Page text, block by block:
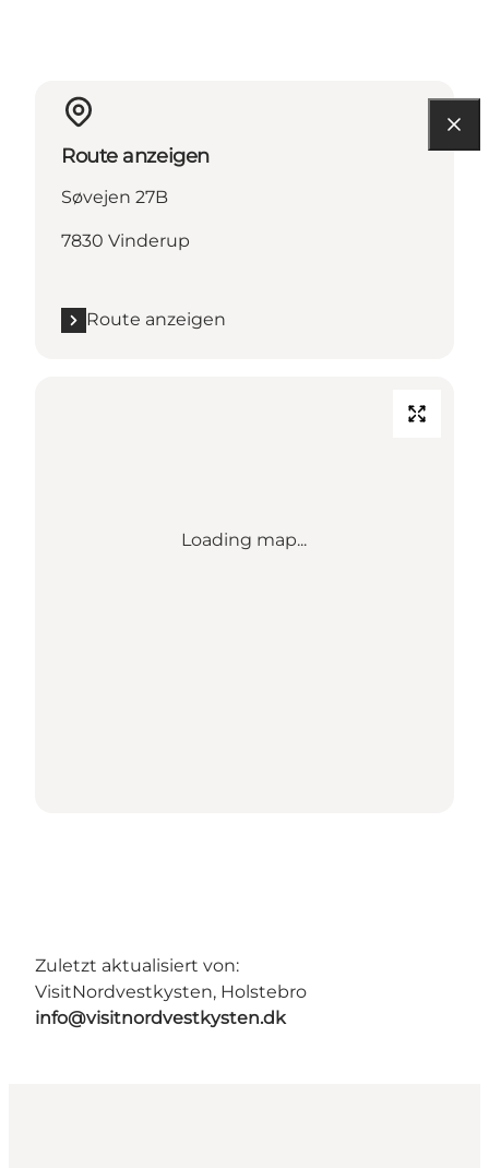
Route anzeigen
Søvejen 27B
7830 Vinderup
Route anzeigen
Loading map...
Zuletzt aktualisiert von:
VisitNordvestkysten, Holstebro
info@visitnordvestkysten.dk